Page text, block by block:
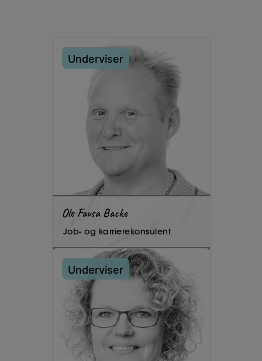
Underviser
Ole Fausa Backe
Job- og karrierekonsulent
Underviser